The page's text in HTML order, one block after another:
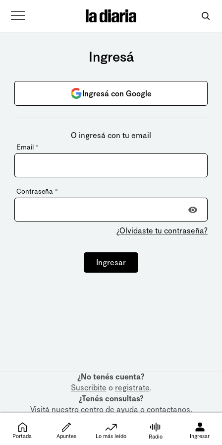
Ingresá
Ingresá con Google
O ingresá con tu email
Email *
Contraseña *
¿Olvidaste tu contraseña?
Ingresar
¿No tenés cuenta?
Suscribite o registrate.
¿Tenés consultas?
Visitá nuestrocentro de ayudaocontactanos.
Portada Apuntes Lo más leído Radio Ingresar